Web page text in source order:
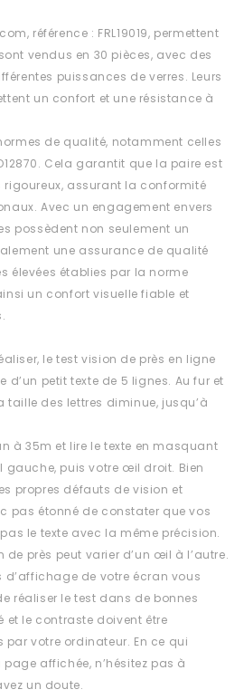
référence : FRL19019, permettent
vendus en 30 pièces, avec des
puissances de verres. Leurs
un confort et une résistance à
de qualité, notamment celles
Cela garantit que la paire est
assurant la conformité
Avec un engagement envers
possèdent non seulement un
une assurance de qualité
élevées établies par la norme
un confort visuelle fiable et
le test vision de près en ligne
d’un petit texte de 5 lignes. Au fur et
taille des lettres diminue, jusqu’à
à 35m et lire le texte en masquant
puis votre œil droit. Bien
propres défauts de vision et
pas étonné de constater que vos
le texte avec la même précision.
de près peut varier d’un œil à l’autre.
d’affichage de votre écran vous
réaliser le test dans de bonnes
et le contraste doivent être
votre ordinateur. En ce qui
affichée, n’hésitez pas à
un doute.